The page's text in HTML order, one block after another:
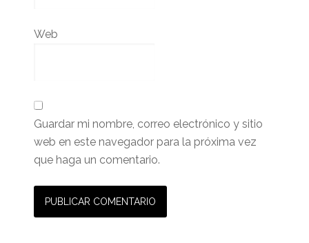
Web
Guardar mi nombre, correo electrónico y sitio
web en este navegador para la próxima vez
que haga un comentario.